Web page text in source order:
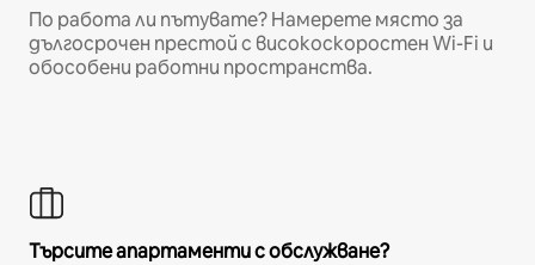
По работа ли пътувате? Намерете място за
дългосрочен престой с високоскоростен Wi-Fi и
обособени работни пространства.
Търсите апартаменти с обслужване?